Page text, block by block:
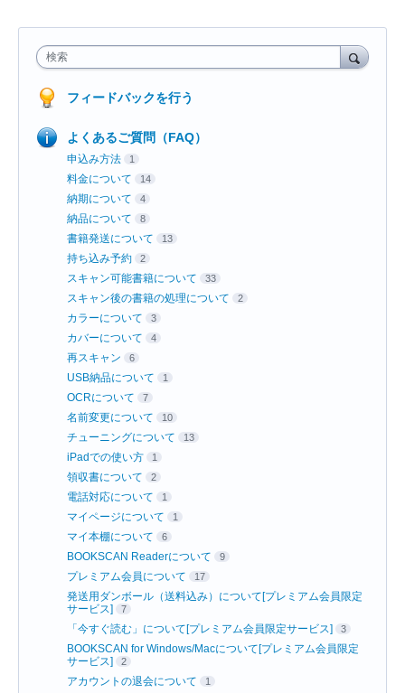
検索
フィードバックを行う
よくあるご質問（FAQ）
申込み方法 1
料金について 14
納期について 4
納品について 8
書籍発送について 13
持ち込み予約 2
スキャン可能書籍について 33
スキャン後の書籍の処理について 2
カラーについて 3
カバーについて 4
再スキャン 6
USB納品について 1
OCRについて 7
名前変更について 10
チューニングについて 13
iPadでの使い方 1
領収書について 2
電話対応について 1
マイページについて 1
マイ本棚について 6
BOOKSCAN Readerについて 9
プレミアム会員について 17
発送用ダンボール（送料込み）について[プレミアム会員限定
サービス]
7
「今すぐ読む」について[プレミアム会員限定サービス] 3
BOOKSCAN for Windows/Macについて[プレミアム会員限定
サービス]
2
アカウントの退会について 1